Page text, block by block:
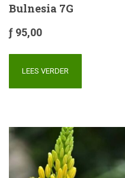
Bulnesia 7G
ƒ 95,00
LEES VERDER